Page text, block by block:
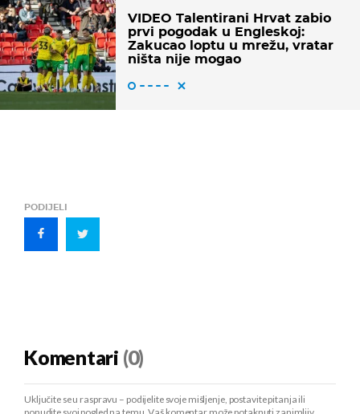
VIDEO Talentirani Hrvat zabio
prvi pogodak u Engleskoj:
Zakucao loptu u mrežu, vratar
ništa nije mogao
PODIJELI
Komentari (0)
Uključite se u raspravu – podijelite svoje mišljenje, postavite pitanja ili